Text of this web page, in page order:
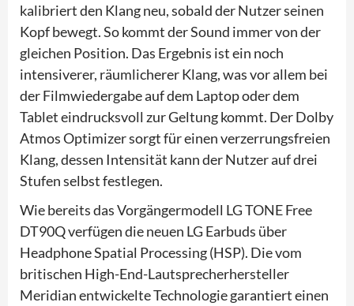
kalibriert den Klang neu, sobald der Nutzer seinen
Kopf bewegt. So kommt der Sound immer von der
gleichen Position. Das Ergebnis ist ein noch
intensiverer, räumlicherer Klang, was vor allem bei
der Filmwiedergabe auf dem Laptop oder dem
Tablet eindrucksvoll zur Geltung kommt. Der Dolby
Atmos Optimizer sorgt für einen verzerrungsfreien
Klang, dessen Intensität kann der Nutzer auf drei
Stufen selbst festlegen.
Wie bereits das Vorgängermodell LG TONE Free
DT90Q verfügen die neuen LG Earbuds über
Headphone Spatial Processing (HSP). Die vom
britischen High-End-Lautsprecherhersteller
Meridian entwickelte Technologie garantiert einen